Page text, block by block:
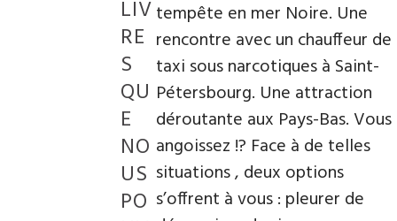
tempête en mer Noire. Une
rencontre avec un chauffeur de
taxi sous narcotiques à Saint-
Pétersbourg. Une attraction
déroutante aux Pays-Bas. Vous
angoissez !? Face à de telles
situations , deux options
s’offrent à vous : pleurer de
LIV
RE
S
QU
E
NO
US
PO